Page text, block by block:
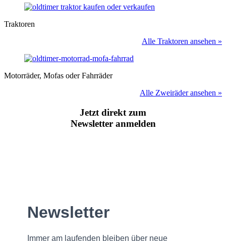
Traktoren
Alle Traktoren ansehen »
Motorräder, Mofas oder Fahrräder
Alle Zweiräder ansehen »
Jetzt direkt zum
Newsletter anmelden